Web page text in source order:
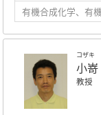
有機合成化学、有
コザキ
小
教授